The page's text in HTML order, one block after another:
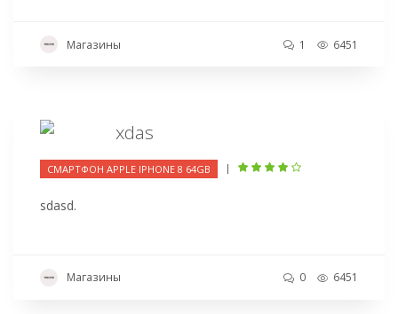
Магазины 1 6451
xdas
СМАРТФОН APPLE IPHONE 8 64GB |
sdasd.
Магазины 0 6451